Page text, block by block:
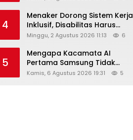
4
Menaker Dorong Sistem Kerja
Inklusif, Disabilitas Harus
Dapat Kesempatan Setara
Minggu, 2 Agustus 2026 11:13 6
5
Mengapa Kacamata AI
Pertama Samsung Tidak
Dibekali Layar?
Kamis, 6 Agustus 2026 19:31 5